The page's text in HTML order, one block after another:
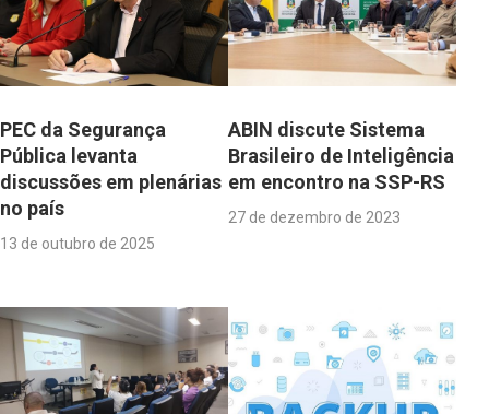
PEC da Segurança
Pública levanta
discussões em plenárias
no país
13 de outubro de 2025
ABIN discute Sistema
Brasileiro de Inteligência
em encontro na SSP-RS
27 de dezembro de 2023